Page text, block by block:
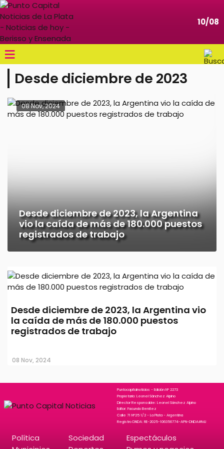
10/08
≡
Desde diciembre de 2023
08 Nov, 2024
Desde diciembre de 2023, la Argentina
vio la caída de más de 180.000 puestos
registrados de trabajo
Desde diciembre de 2023, la Argentina vio
la caída de más de 180.000 puestos
registrados de trabajo
08 Nov, 2024
Puntocapitalnoticias - Edición N° 2273
Propietario: Leonel Sánchez Alpino
Director Responsable: Leonel Sánchez Alpino
Editor: Facundo Benitez
Calle 71 N°25 1/2 - La Plata - Argentina
Registro DNDA: RE-2025-106356774-APN-DNDA#MJ
Política
Sociedad
Espectáculos